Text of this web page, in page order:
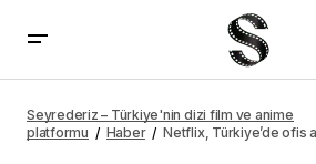
Seyrederiz – Türkiye'nin dizi film ve anime
platformu
Haber Netflix, Türkiye’de ofis